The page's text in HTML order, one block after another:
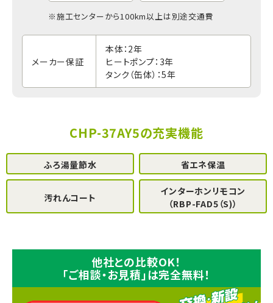
※施工センターから100km以上は別途交通費
メーカー保証
本体：2年
ヒートポンプ：3年
タンク（缶体）：5年
CHP-37AY5の充実機能
ふろ湯量節水 省エネ保温
汚れんコート
インターホンリモコン
（RBP-FAD5（S)）
他社との比較OK！
「ご相談・お見積」は完全無料！